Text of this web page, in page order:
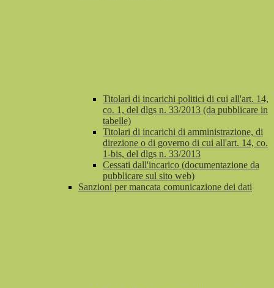
Titolari di incarichi politici di cui all'art. 14,
co. 1, del dlgs n. 33/2013 (da pubblicare in
tabelle)
Titolari di incarichi di amministrazione, di
direzione o di governo di cui all'art. 14, co.
1-bis, del dlgs n. 33/2013
Cessati dall'incarico (documentazione da
pubblicare sul sito web)
Sanzioni per mancata comunicazione dei dati